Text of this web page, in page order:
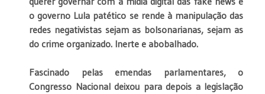
o governo Lula patético se rende à manipulação das
redes negativistas sejam as bolsonarianas, sejam as
do crime organizado. Inerte e abobalhado.
Fascinado pelas emendas parlamentares, o
Congresso Nacional deixou para depois a legislação